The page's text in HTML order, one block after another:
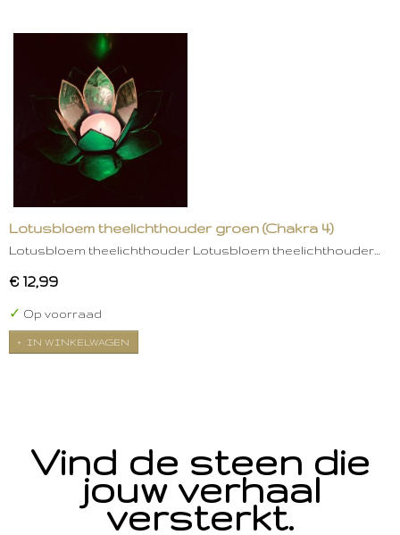
Lotusbloem theelichthouder groen (Chakra 4)
Lotusbloem theelichthouder Lotusbloem theelichthouder…
€ 12,99
✓ Op voorraad
IN WINKELWAGEN
Vind de steen die
jouw verhaal
versterkt.